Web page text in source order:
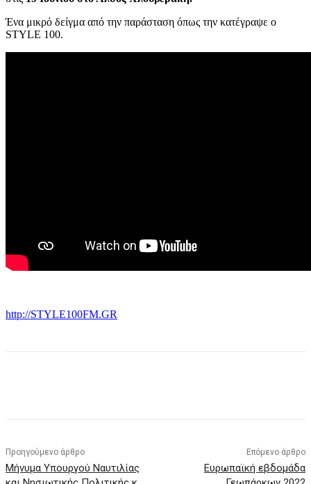
Ένα μικρό δείγμα από την παράσταση όπως την κατέγραψε ο
STYLE 100.
http://STYLE100FM.GR
Προηγούμενο άρθρο
Μήνυμα Υπουργού Ναυτιλίας
Επόμενο άρθρο
Ευρωπαϊκή εβδομάδα